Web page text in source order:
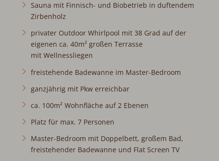
Sauna mit Finnisch- und Biobetrieb in duftendem
Zirbenholz
privater Outdoor Whirlpool mit 38 Grad auf der
eigenen ca. 40m² großen Terrasse
mit Wellnessliegen
freistehende Badewanne im Master-Bedroom
ganzjährig mit Pkw erreichbar
ca. 100m² Wohnfläche auf 2 Ebenen
Platz für max. 7 Personen
Master-Bedroom mit Doppelbett, großem Bad,
freistehender Badewanne und Flat Screen TV